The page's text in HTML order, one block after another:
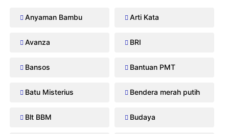
Anyaman Bambu Arti Kata
Avanza BRI
Bansos Bantuan PMT
Batu Misterius Bendera merah putih
Blt BBM Budaya